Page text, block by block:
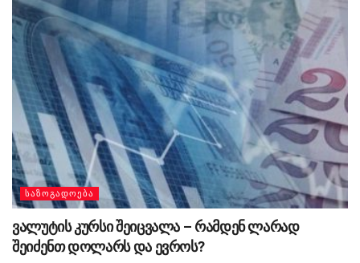
ᲡᲐᲖᲝᲒᲐᲓᲝᲔᲑᲐ
ვალუტის კურსი შეიცვალა – რამდენ ლარად
შეიძენთ დოლარს და ევროს?